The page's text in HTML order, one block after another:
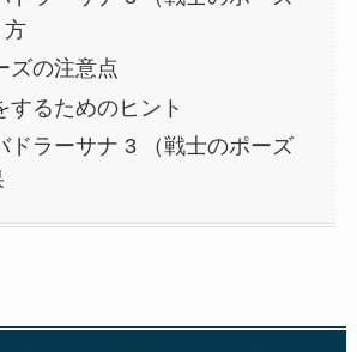
方
ズの注意点
するためのヒント
ドラーサナ 3 （戦士のポーズ